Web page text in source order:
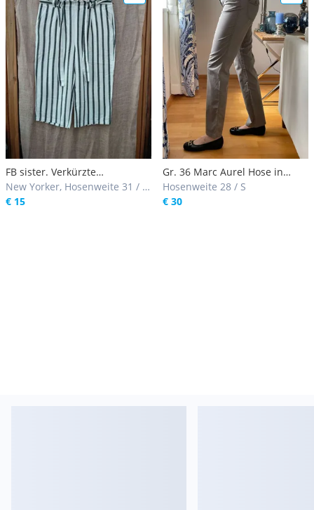
FB sister. Verkürzte
Leinenculotte. Gr.40/(42)
New Yorker, Hosenweite 31 / L,
32 / L
€ 15
Gr. 36 Marc Aurel Hose in
taupe
Hosenweite 28 / S
€ 30